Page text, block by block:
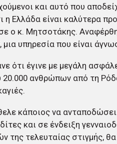
και αυτό που
η Ελλάδα είναι καλύτερα
ο κ. Μητσοτάκης.
μια υπηρεσία που είναι
ότι έγινε με μεγάλη
20.000 ανθρώπων από τη
κάποιος να
και σε ένδειξη
της τελευταίας στιγμής,